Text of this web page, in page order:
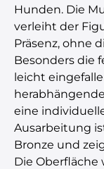
Hunden. Die
verleiht der
Präsenz, ohne
Besonders die
leicht
eine
Ausarbeitung
Bronze und
Die